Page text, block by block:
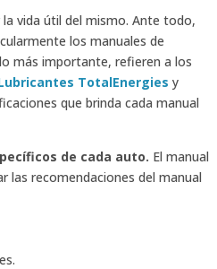
vida útil del mismo. Ante todo,
los manuales de
más importante, refieren a los
TotalEnergies y
que brinda cada manual
de cada auto. El manual
las recomendaciones del manual